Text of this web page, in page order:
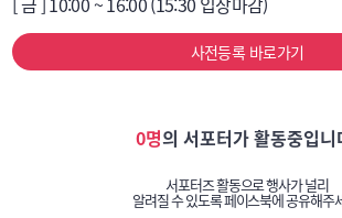
전력 및 신호 통신 용품, 역 자동
사전등록 바로가기
0명의 서포터가 활동중입니
서포터즈 활동으로 행사가 널리
알려질 수 있도록 페이스북에 공유해주